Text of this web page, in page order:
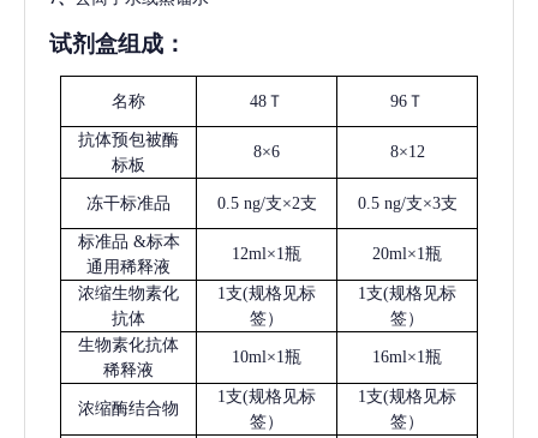
试剂盒组成：
名称 48Ｔ 96Ｔ
抗体预包被酶
标板
8×6 8×12
冻干标准品 0.5 ng/支×2支 0.5 ng/支×3支
标准品 &标本
通用稀释液
12ml×1瓶 20ml×1瓶
浓缩生物素化
抗体
1支(规格见标
签）
1支(规格见标
签）
生物素化抗体
稀释液
10ml×1瓶 16ml×1瓶
浓缩酶结合物
1支(规格见标
签）
1支(规格见标
签）